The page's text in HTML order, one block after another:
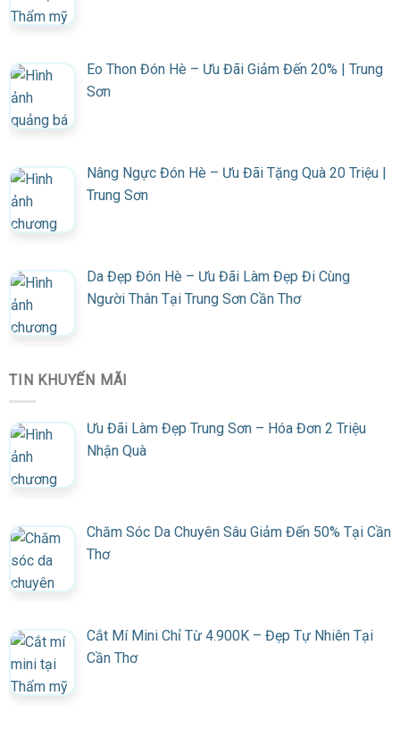
Eo Thon Đón Hè – Ưu Đãi Giảm Đến 20% | Trung
Sơn
Nâng Ngực Đón Hè – Ưu Đãi Tặng Quà 20 Triệu |
Trung Sơn
Da Đẹp Đón Hè – Ưu Đãi Làm Đẹp Đi Cùng
Người Thân Tại Trung Sơn Cần Thơ
TIN KHUYẾN MÃI
Ưu Đãi Làm Đẹp Trung Sơn – Hóa Đơn 2 Triệu
Nhận Quà
Chăm Sóc Da Chuyên Sâu Giảm Đến 50% Tại Cần
Thơ
Cắt Mí Mini Chỉ Từ 4.900K – Đẹp Tự Nhiên Tại
Cần Thơ